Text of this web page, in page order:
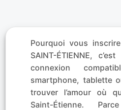
Pourquoi vous inscrire
SAINT-ÉTIENNE,
connexion
smartphone, tablette
trouver l’amour où
Saint-Étienne.